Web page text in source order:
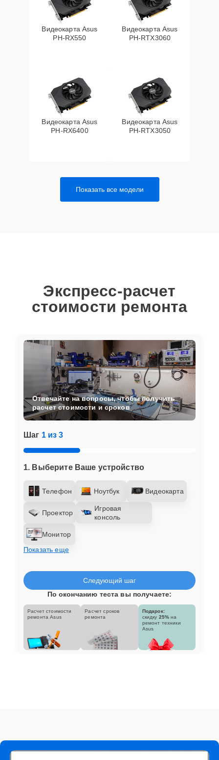
Видеокарта Asus
PH-RX550
Видеокарта Asus
PH-RTX3060
Видеокарта Asus
PH-RX6400
Видеокарта Asus
PH-RTX3050
Показать все модели
Экспресс-расчет
стоимости ремонта
Шаг 1 из 3
1. Выберите Ваше устройство
Телефон Ноутбук Видеокарта
Проектор
Игровая
консоль
Монитор
Показать еще
Отвечайте на вопросы, чтобы получить
расчет стоимости и сроков
Следующий шаг
По окончанию теста вы получаете:
Расчет стоимости
ремонта Asus
Расчет сроков
ремонта
Подарок:
скидку 25% на
ремонт техники
Asus